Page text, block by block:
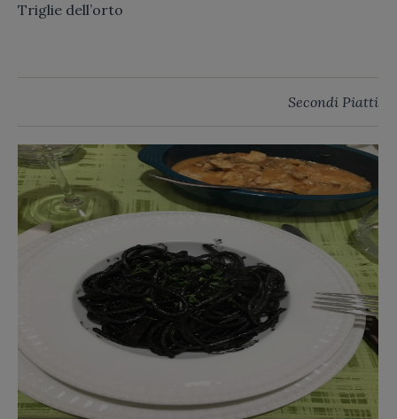
Triglie dell’orto
Secondi Piatti